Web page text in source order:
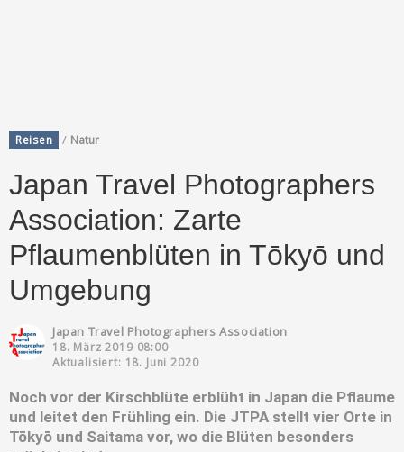
Reisen / Natur
Japan Travel Photographers
Association: Zarte
Pflaumenblüten in Tōkyō und
Umgebung
Japan Travel Photographers Association
18. März 2019 08:00
Aktualisiert: 18. Juni 2020
Noch vor der Kirschblüte erblüht in Japan die Pflaume
und leitet den Frühling ein. Die JTPA stellt vier Orte in
Tōkyō und Saitama vor, wo die Blüten besonders